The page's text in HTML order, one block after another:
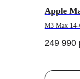
Apple
M3 Max 14-
249 990